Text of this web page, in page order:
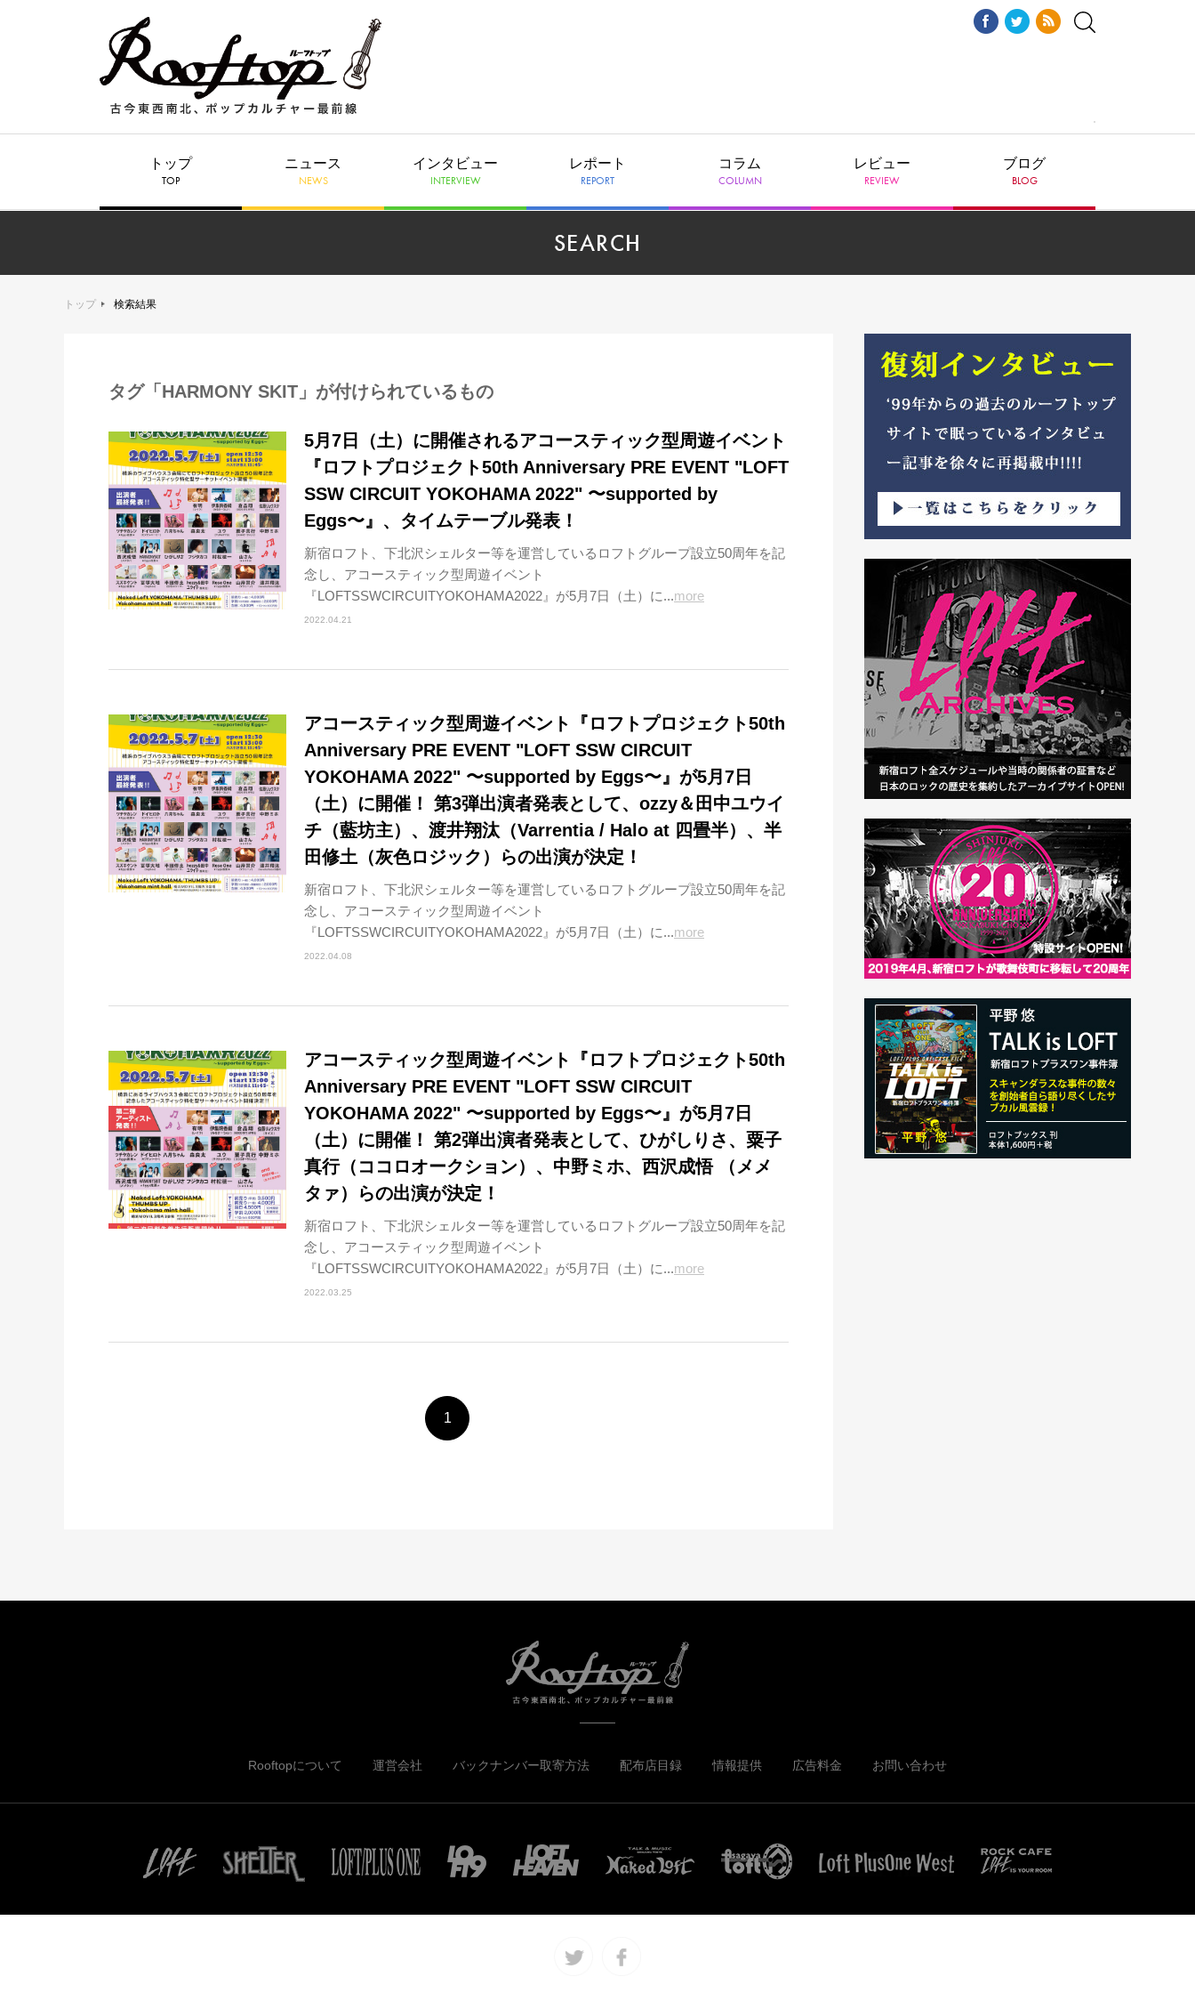
トップ
TOP
ニュース
NEWS
インタビュー
INTERVIEW
レポート
REPORT
コラム
COLUMN
レビュー
REVIEW
ブログ
BLOG
SEARCH
トップ 検索結果
タグ「HARMONY SKIT」が付けられているもの
5月7日（土）に開催されるアコースティック型周遊イベント
『ロフトプロジェクト50th Anniversary PRE EVENT "LOFT
SSW CIRCUIT YOKOHAMA 2022" 〜supported by
Eggs〜』、タイムテーブル発表！
新宿ロフト、下北沢シェルター等を運営しているロフトグループ設立50周年を記
念し、アコースティック型周遊イベント
『LOFTSSWCIRCUITYOKOHAMA2022』が5月7日（土）に...more
2022.04.21
アコースティック型周遊イベント『ロフトプロジェクト50th
Anniversary PRE EVENT "LOFT SSW CIRCUIT
YOKOHAMA 2022" 〜supported by Eggs〜』が5月7日
（土）に開催！ 第3弾出演者発表として、ozzy＆田中ユウイ
チ（藍坊主）、渡井翔汰（Varrentia / Halo at 四畳半）、半
田修土（灰色ロジック）らの出演が決定！
新宿ロフト、下北沢シェルター等を運営しているロフトグループ設立50周年を記
念し、アコースティック型周遊イベント
『LOFTSSWCIRCUITYOKOHAMA2022』が5月7日（土）に...more
2022.04.08
アコースティック型周遊イベント『ロフトプロジェクト50th
Anniversary PRE EVENT "LOFT SSW CIRCUIT
YOKOHAMA 2022" 〜supported by Eggs〜』が5月7日
（土）に開催！ 第2弾出演者発表として、ひがしりさ、粟子
真行（ココロオークション）、中野ミホ、西沢成悟 （メメ
タァ）らの出演が決定！
新宿ロフト、下北沢シェルター等を運営しているロフトグループ設立50周年を記
念し、アコースティック型周遊イベント
『LOFTSSWCIRCUITYOKOHAMA2022』が5月7日（土）に...more
2022.03.25
1
Rooftopについて 運営会社 バックナンバー取寄方法 配布店目録 情報提供 広告料金 お問い合わせ